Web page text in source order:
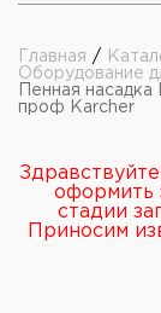
Главная /
Оборудование
Пенная
проф Karcher
оформить
стадии
Приносим